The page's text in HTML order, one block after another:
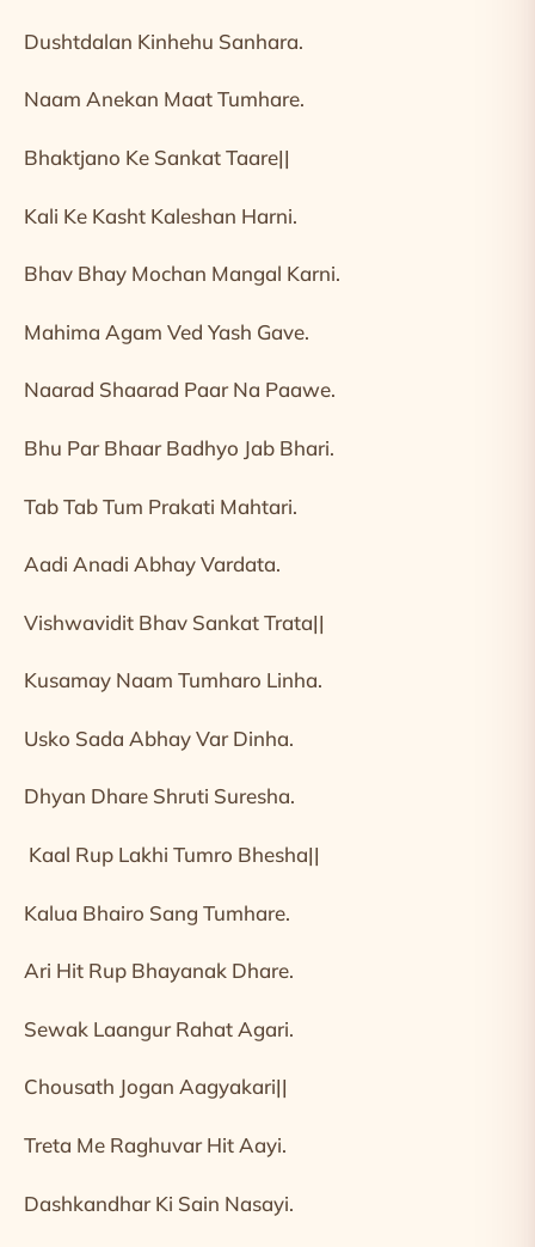
Dushtdalan Kinhehu Sanhara.
Naam Anekan Maat Tumhare.
Bhaktjano Ke Sankat Taare||
Kali Ke Kasht Kaleshan Harni.
Bhav Bhay Mochan Mangal Karni.
Mahima Agam Ved Yash Gave.
Naarad Shaarad Paar Na Paawe.
Bhu Par Bhaar Badhyo Jab Bhari.
Tab Tab Tum Prakati Mahtari.
Aadi Anadi Abhay Vardata.
Vishwavidit Bhav Sankat Trata||
Kusamay Naam Tumharo Linha.
Usko Sada Abhay Var Dinha.
Dhyan Dhare Shruti Suresha.
Kaal Rup Lakhi Tumro Bhesha||
Kalua Bhairo Sang Tumhare.
Ari Hit Rup Bhayanak Dhare.
Sewak Laangur Rahat Agari.
Chousath Jogan Aagyakari||
Treta Me Raghuvar Hit Aayi.
Dashkandhar Ki Sain Nasayi.